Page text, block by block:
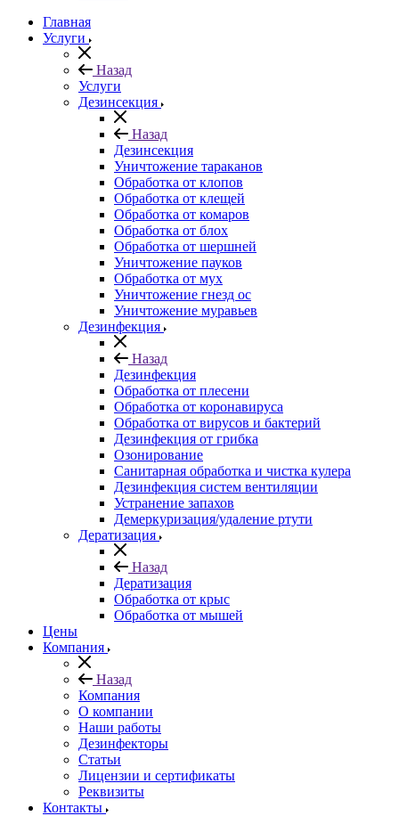
Главная
Услуги
Назад
Услуги
Дезинсекция
Назад
Дезинсекция
Уничтожение тараканов
Обработка от клопов
Обработка от клещей
Обработка от комаров
Обработка от блох
Обработка от шершней
Уничтожение пауков
Обработка от мух
Уничтожение гнезд ос
Уничтожение муравьев
Дезинфекция
Назад
Дезинфекция
Обработка от плесени
Обработка от коронавируса
Обработка от вирусов и бактерий
Дезинфекция от грибка
Озонирование
Санитарная обработка и чистка кулера
Дезинфекция систем вентиляции
Устранение запахов
Демеркуризация/удаление ртути
Дератизация
Назад
Дератизация
Обработка от крыс
Обработка от мышей
Цены
Компания
Назад
Компания
О компании
Наши работы
Дезинфекторы
Статьи
Лицензии и сертификаты
Реквизиты
Контакты